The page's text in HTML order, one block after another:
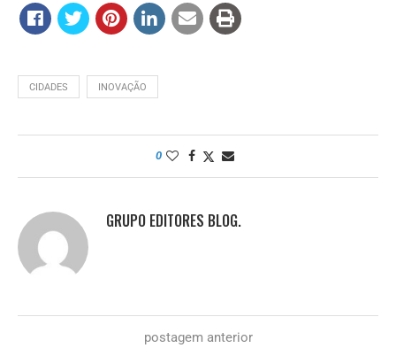
CIDADES INOVAÇÃO
0
GRUPO EDITORES BLOG.
postagem anterior